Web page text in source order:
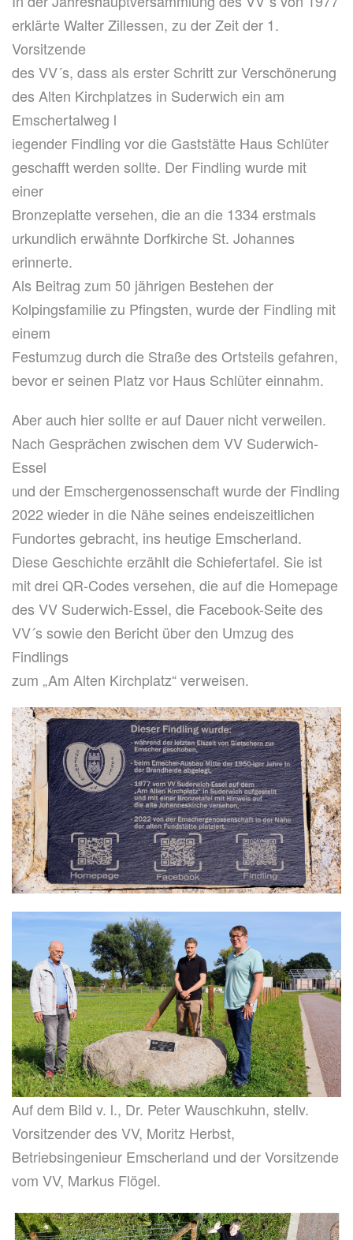
erklärte Walter Zillessen, zu der Zeit der 1.
Vorsitzende
des VV´s, dass als erster Schritt zur Verschönerung
des Alten Kirchplatzes in Suderwich ein am
Emschertalweg l
iegender Findling vor die Gaststätte Haus Schlüter
geschafft werden sollte. Der Findling wurde mit
einer
Bronzeplatte versehen, die an die 1334 erstmals
urkundlich erwähnte Dorfkirche St. Johannes
erinnerte.
Als Beitrag zum 50 jährigen Bestehen der
Kolpingsfamilie zu Pfingsten, wurde der Findling mit
einem
Festumzug durch die Straße des Ortsteils gefahren,
bevor er seinen Platz vor Haus Schlüter einnahm.
Aber auch hier sollte er auf Dauer nicht verweilen.
Nach Gesprächen zwischen dem VV Suderwich-
Essel
und der Emschergenossenschaft wurde der Findling
2022 wieder in die Nähe seines endeiszeitlichen
Fundortes gebracht, ins heutige Emscherland.
Diese Geschichte erzählt die Schiefertafel. Sie ist
mit drei QR-Codes versehen, die auf die Homepage
des VV Suderwich-Essel, die Facebook-Seite des
VV´s sowie den Bericht über den Umzug des
Findlings
zum „Am Alten Kirchplatz“ verweisen.
Auf dem Bild v. l., Dr. Peter Wauschkuhn, stellv.
Vorsitzender des VV, Moritz Herbst,
Betriebsingenieur Emscherland und der Vorsitzende
vom VV, Markus Flögel.